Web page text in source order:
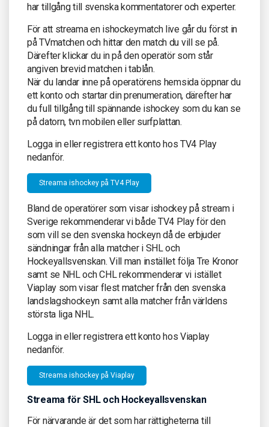
har tillgång till svenska kommentatorer och experter.
För att streama en ishockeymatch live går du först in
på TVmatchen och hittar den match du vill se på.
Därefter klickar du in på den operatör som står
angiven brevid matchen i tablån.
När du landar inne på operatörens hemsida öppnar du
ett konto och startar din prenumeration, därefter har
du full tillgång till spännande ishockey som du kan se
på datorn, tvn mobilen eller surfplattan.
Logga in eller registrera ett konto hos TV4 Play
nedanför.
Streama ishockey på TV4 Play
Bland de operatörer som visar ishockey på stream i
Sverige rekommenderar vi både TV4 Play för den
som vill se den svenska hockeyn då de erbjuder
sändningar från alla matcher i SHL och
Hockeyallsvenskan. Vill man instället följa Tre Kronor
samt se NHL och CHL rekommenderar vi istället
Viaplay som visar flest matcher från den svenska
landslagshockeyn samt alla matcher från världens
största liga NHL.
Logga in eller registrera ett konto hos Viaplay
nedanför.
Streama ishockey på Viaplay
Streama för SHL och Hockeyallsvenskan
För närvarande är det som har rättigheterna till